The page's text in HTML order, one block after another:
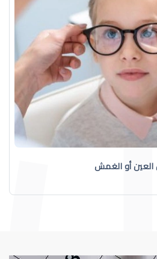
أو الغمش